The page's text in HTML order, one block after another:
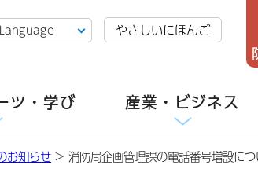
やさしいにほんご
ツ・学び 産業・ビジネス
お知らせ > 消防局企画管理課の電話番号増設に